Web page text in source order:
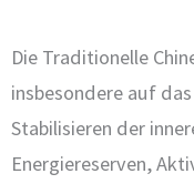
Die Traditionelle
insbesondere auf
Stabilisieren der
Energiereserven,